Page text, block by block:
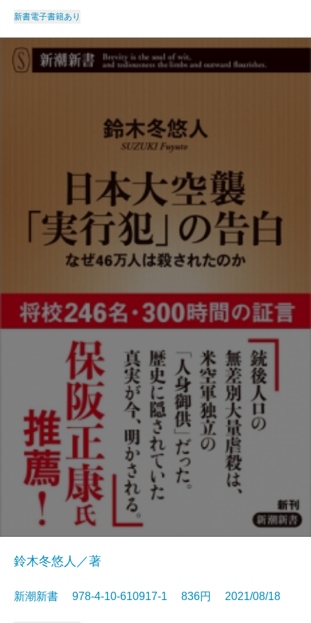
新書電子書籍あり
鈴木冬悠人／著
新潮新書 978-4-10-610917-1 836円 2021/08/18